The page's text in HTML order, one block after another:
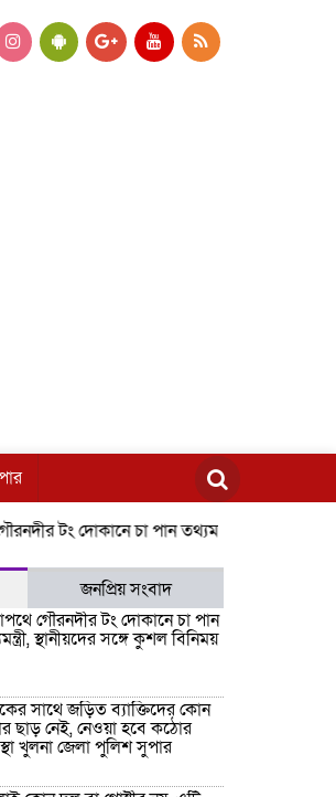
দোকানে চা পান তথ্যমন্ত্রী, স্থানীয়দের সঙ্গে কুশল
জনপ্রিয় সংবাদ
গৌরনদীর টং দোকানে চা পান
স্থানীয়দের সঙ্গে কুশল বিনিময়
সাথে জড়িত ব্যাক্তিদের কোন
ছাড় নেই, নেওয়া হবে কঠোর
খুলনা জেলা পুলিশ সুপার